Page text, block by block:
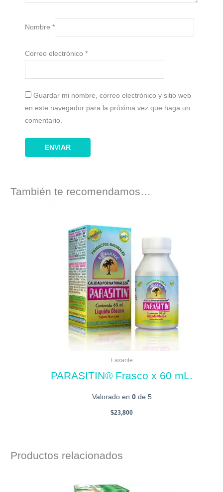
Nombre*
Correo electrónico*
Guardar mi nombre, correo electrónico y sitio web
en este navegador para la próxima vez que haga un
comentario.
También te recomendamos…
Laxante
PARASITIN® Frasco x 60 mL.
Valorado en 0de 5
$23,800
Productos relacionados